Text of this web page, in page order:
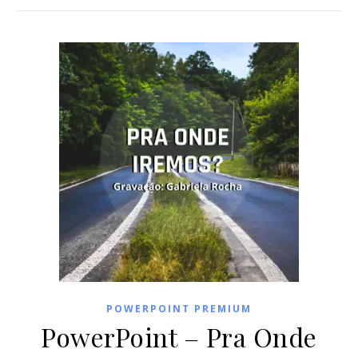
POWERPOINT PREMIUM
PowerPoint – Pra Onde